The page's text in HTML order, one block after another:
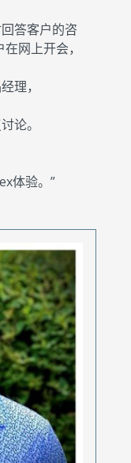
答客户的咨
网上开会，
理，
论。
体验。”